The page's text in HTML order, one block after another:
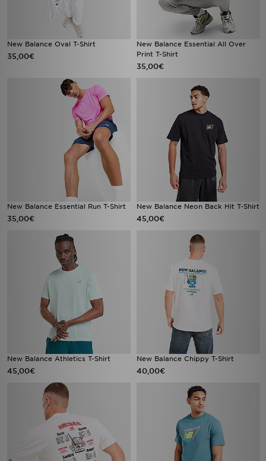
New Balance Oval T-Shirt
35,00€
New Balance Essential All Over
Print T-Shirt
35,00€
New Balance Essential Run T-Shirt
35,00€
New Balance Neon Back Hit T-Shirt
45,00€
New Balance Athletics T-Shirt
45,00€
New Balance Chippy T-Shirt
40,00€